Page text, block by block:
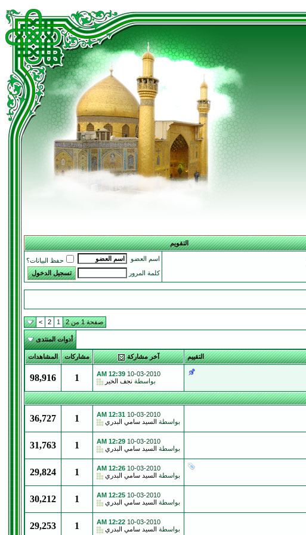
التقويم
اسم العضو
حفظ البيانات؟
كلمة المرور
صفحة 1 من 2 1
2
>
أدوات المنتدى
التقييم آخر مشاركة مشاركات المشاهدات
10-03-2010
12:39 AM
بواسطة نجف الخير 1
98,916
10-03-2010
12:31 AM
بواسطة السيد سامي البدري 1
36,727
10-03-2010
12:29 AM
بواسطة السيد سامي البدري 1
31,763
10-03-2010
12:26 AM
بواسطة السيد سامي البدري 1
29,824
10-03-2010
12:25 AM
بواسطة السيد سامي البدري 1
30,212
10-03-2010
12:22 AM
بواسطة السيد سامي البدري 1
29,253